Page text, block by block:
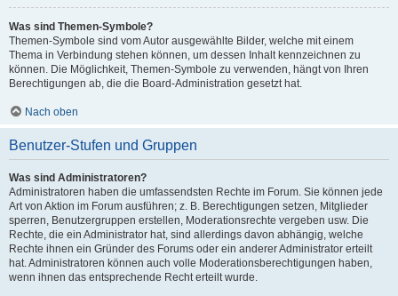
Was sind Themen-Symbole?
Themen-Symbole sind vom Autor ausgewählte Bilder, welche mit einem
Thema in Verbindung stehen können, um dessen Inhalt kennzeichnen zu
können. Die Möglichkeit, Themen-Symbole zu verwenden, hängt von Ihren
Berechtigungen ab, die die Board-Administration gesetzt hat.
Nach oben
Benutzer-Stufen und Gruppen
Was sind Administratoren?
Administratoren haben die umfassendsten Rechte im Forum. Sie können jede
Art von Aktion im Forum ausführen; z. B. Berechtigungen setzen, Mitglieder
sperren, Benutzergruppen erstellen, Moderationsrechte vergeben usw. Die
Rechte, die ein Administrator hat, sind allerdings davon abhängig, welche
Rechte ihnen ein Gründer des Forums oder ein anderer Administrator erteilt
hat. Administratoren können auch volle Moderationsberechtigungen haben,
wenn ihnen das entsprechende Recht erteilt wurde.